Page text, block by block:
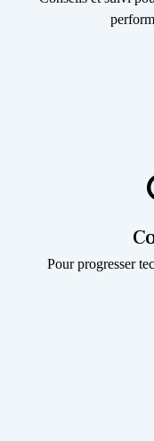
Pour progresser